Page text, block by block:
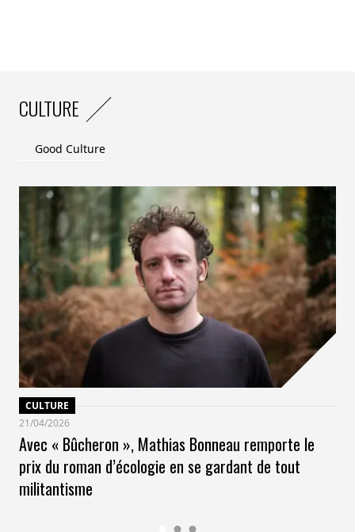
CULTURE
Good Culture
CULTURE
21/04/2026
Avec « Bûcheron », Mathias Bonneau remporte le
prix du roman d’écologie en se gardant de tout
militantisme